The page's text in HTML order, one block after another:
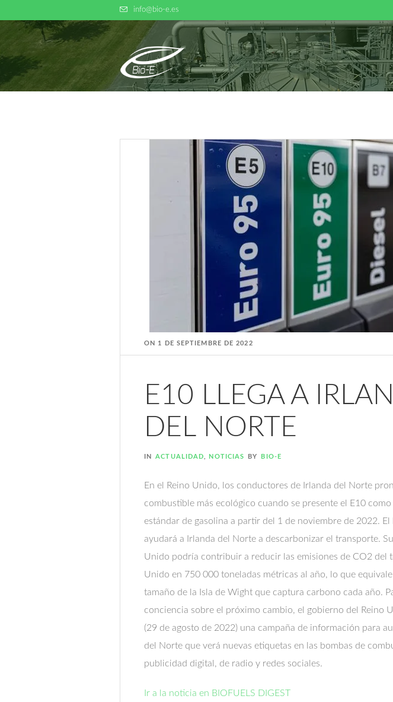
info@bio-e.es
ON 1 DE SEPTIEMBRE DE 2022
E10 LLEGA A
DEL NORTE
IN ACTUALIDAD NOTICIAS BY BIO-E
En el Reino Unido, los conductores de Irlanda del Norte
combustible más ecológico cuando se presente el E10
estándar de gasolina a partir del 1 de noviembre de 2022.
ayudará a Irlanda del Norte a descarbonizar el transporte.
Unido podría contribuir a reducir las emisiones de CO2 del
Unido en 750 000 toneladas métricas al año, lo que
tamaño de la Isla de Wight que captura carbono cada año.
conciencia sobre el próximo cambio, el gobierno del Reino
(29 de agosto de 2022) una campaña de información para
del Norte que verá nuevas etiquetas en las bombas de
publicidad digital, de radio y redes sociales.
Ir a la noticia en BIOFUELS DIGEST